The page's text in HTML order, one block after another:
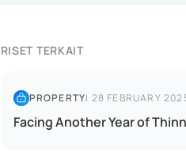
RISET TERKAIT
PROPERTY| 28 FEBRUARY
Facing Another Year of